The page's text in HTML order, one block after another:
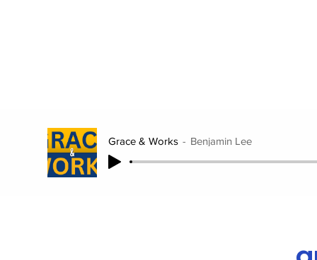
Grace & Works Benjamin Lee